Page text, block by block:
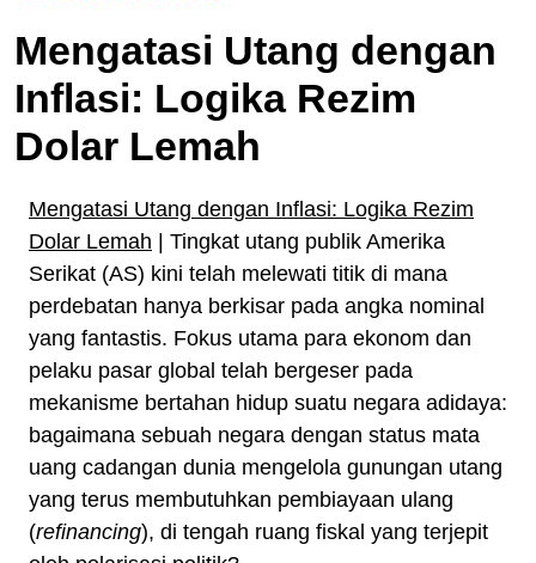
Mengatasi Utang dengan
Inflasi: Logika Rezim
Dolar Lemah
Mengatasi Utang dengan Inflasi: Logika Rezim
Dolar Lemah | Tingkat utang publik Amerika
Serikat (AS) kini telah melewati titik di mana
perdebatan hanya berkisar pada angka nominal
yang fantastis. Fokus utama para ekonom dan
pelaku pasar global telah bergeser pada
mekanisme bertahan hidup suatu negara adidaya:
bagaimana sebuah negara dengan status mata
uang cadangan dunia mengelola gunungan utang
yang terus membutuhkan pembiayaan ulang
(refinancing), di tengah ruang fiskal yang terjepit